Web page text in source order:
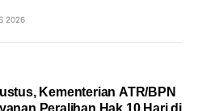
2026
Kementerian ATR/BPN
Peralihan Hak 10 Hari di